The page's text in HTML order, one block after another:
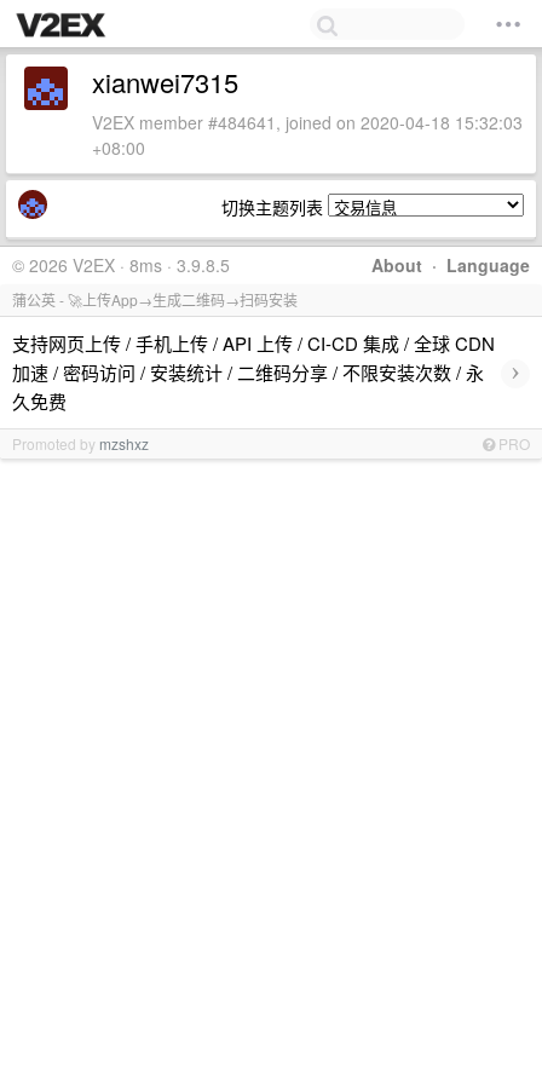
xianwei7315
V2EX member #484641, joined on 2020-04-18 15:32:03
+08:00
切换主题列表
About · Language
© 2026 V2EX · 8ms · 3.9.8.5
蒲公英 - 🚀上传App→生成二维码→扫码安装
支持网页上传 / 手机上传 / API 上传 / CI-CD 集成 / 全球 CDN
加速 / 密码访问 / 安装统计 / 二维码分享 / 不限安装次数 / 永
久免费
›
Promoted by mzshxz PRO